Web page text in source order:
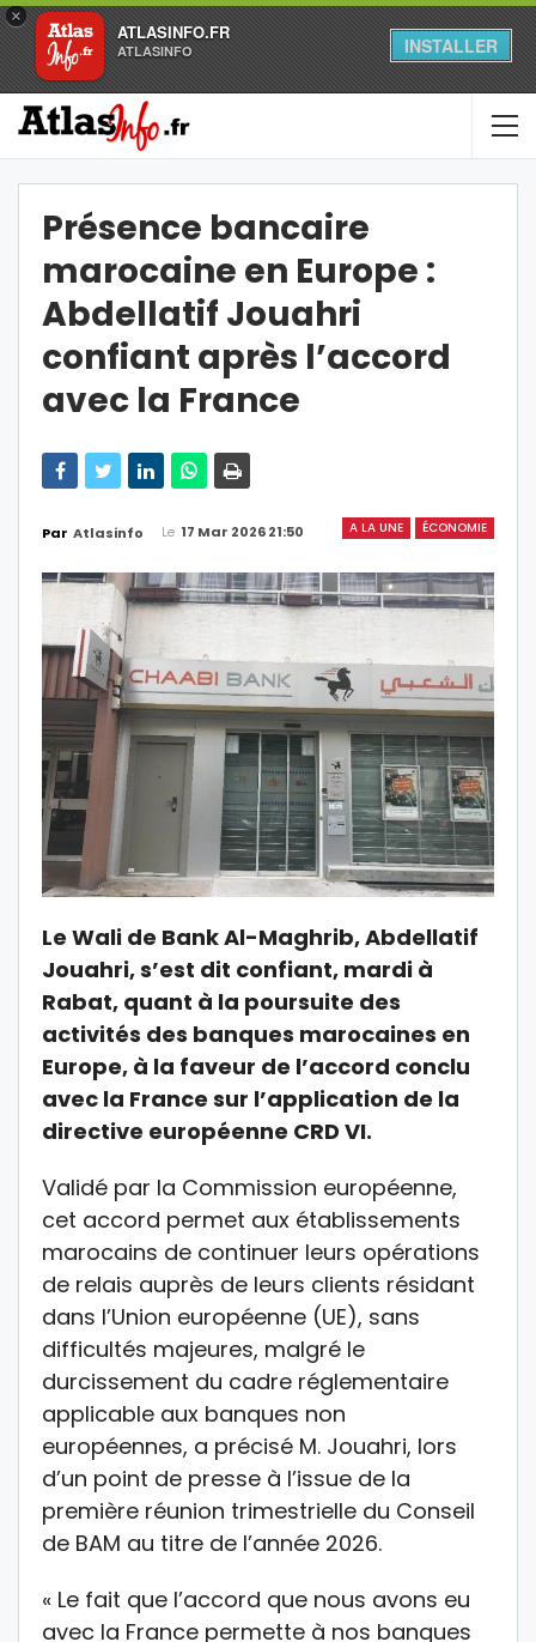
×
ATLASINFO.FR
ATLASINFO INSTALLER
Présence bancaire
marocaine en Europe :
Abdellatif Jouahri
confiant après l’accord
avec la France
A LA UNE ÉCONOMIE
Par Atlasinfo Le 17 Mar 2026 21:50
Le Wali de Bank Al-Maghrib, Abdellatif
Jouahri, s’est dit confiant, mardi à
Rabat, quant à la poursuite des
activités des banques marocaines en
Europe, à la faveur de l’accord conclu
avec la France sur l’application de la
directive européenne CRD VI.
Validé par la Commission européenne,
cet accord permet aux établissements
marocains de continuer leurs opérations
de relais auprès de leurs clients résidant
dans l’Union européenne (UE), sans
difficultés majeures, malgré le
durcissement du cadre réglementaire
applicable aux banques non
européennes, a précisé M. Jouahri, lors
d’un point de presse à l’issue de la
première réunion trimestrielle du Conseil
de BAM au titre de l’année 2026.
« Le fait que l’accord que nous avons eu
avec la France permette à nos banques